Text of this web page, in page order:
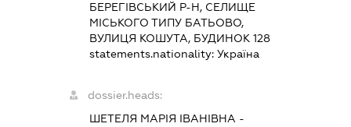
БЕРЕГІВСЬКИЙ Р-Н, СЕЛИЩЕ
МІСЬКОГО ТИПУ БАТЬОВО,
ВУЛИЦЯ КОШУТА, БУДИНОК 128
statements.nationality:Україна
dossier.heads:
ШЕТЕЛЯ МАРІЯ ІВАНІВНА -